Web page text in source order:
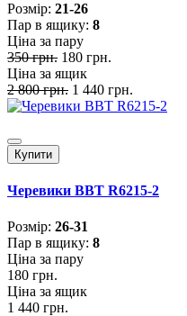
Розмiр: 21-26
Пар в ящику: 8
Ціна за пару
350 грн. 180 грн.
Ціна за ящик
2 800 грн. 1 440 грн.
Купити
Черевики BBT R6215-2
Розмiр: 26-31
Пар в ящику: 8
Ціна за пару
180 грн.
Ціна за ящик
1 440 грн.